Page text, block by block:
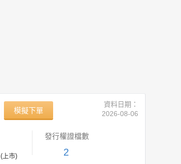
模擬下單
資料日期：
2026-08-06
(上市)
發行權證檔數
2